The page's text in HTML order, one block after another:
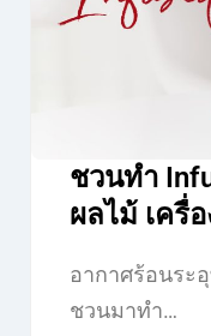
ชวนทำ
ผลไม้ เครื่
อากาศร้อนระ
ชวนมาทำ…